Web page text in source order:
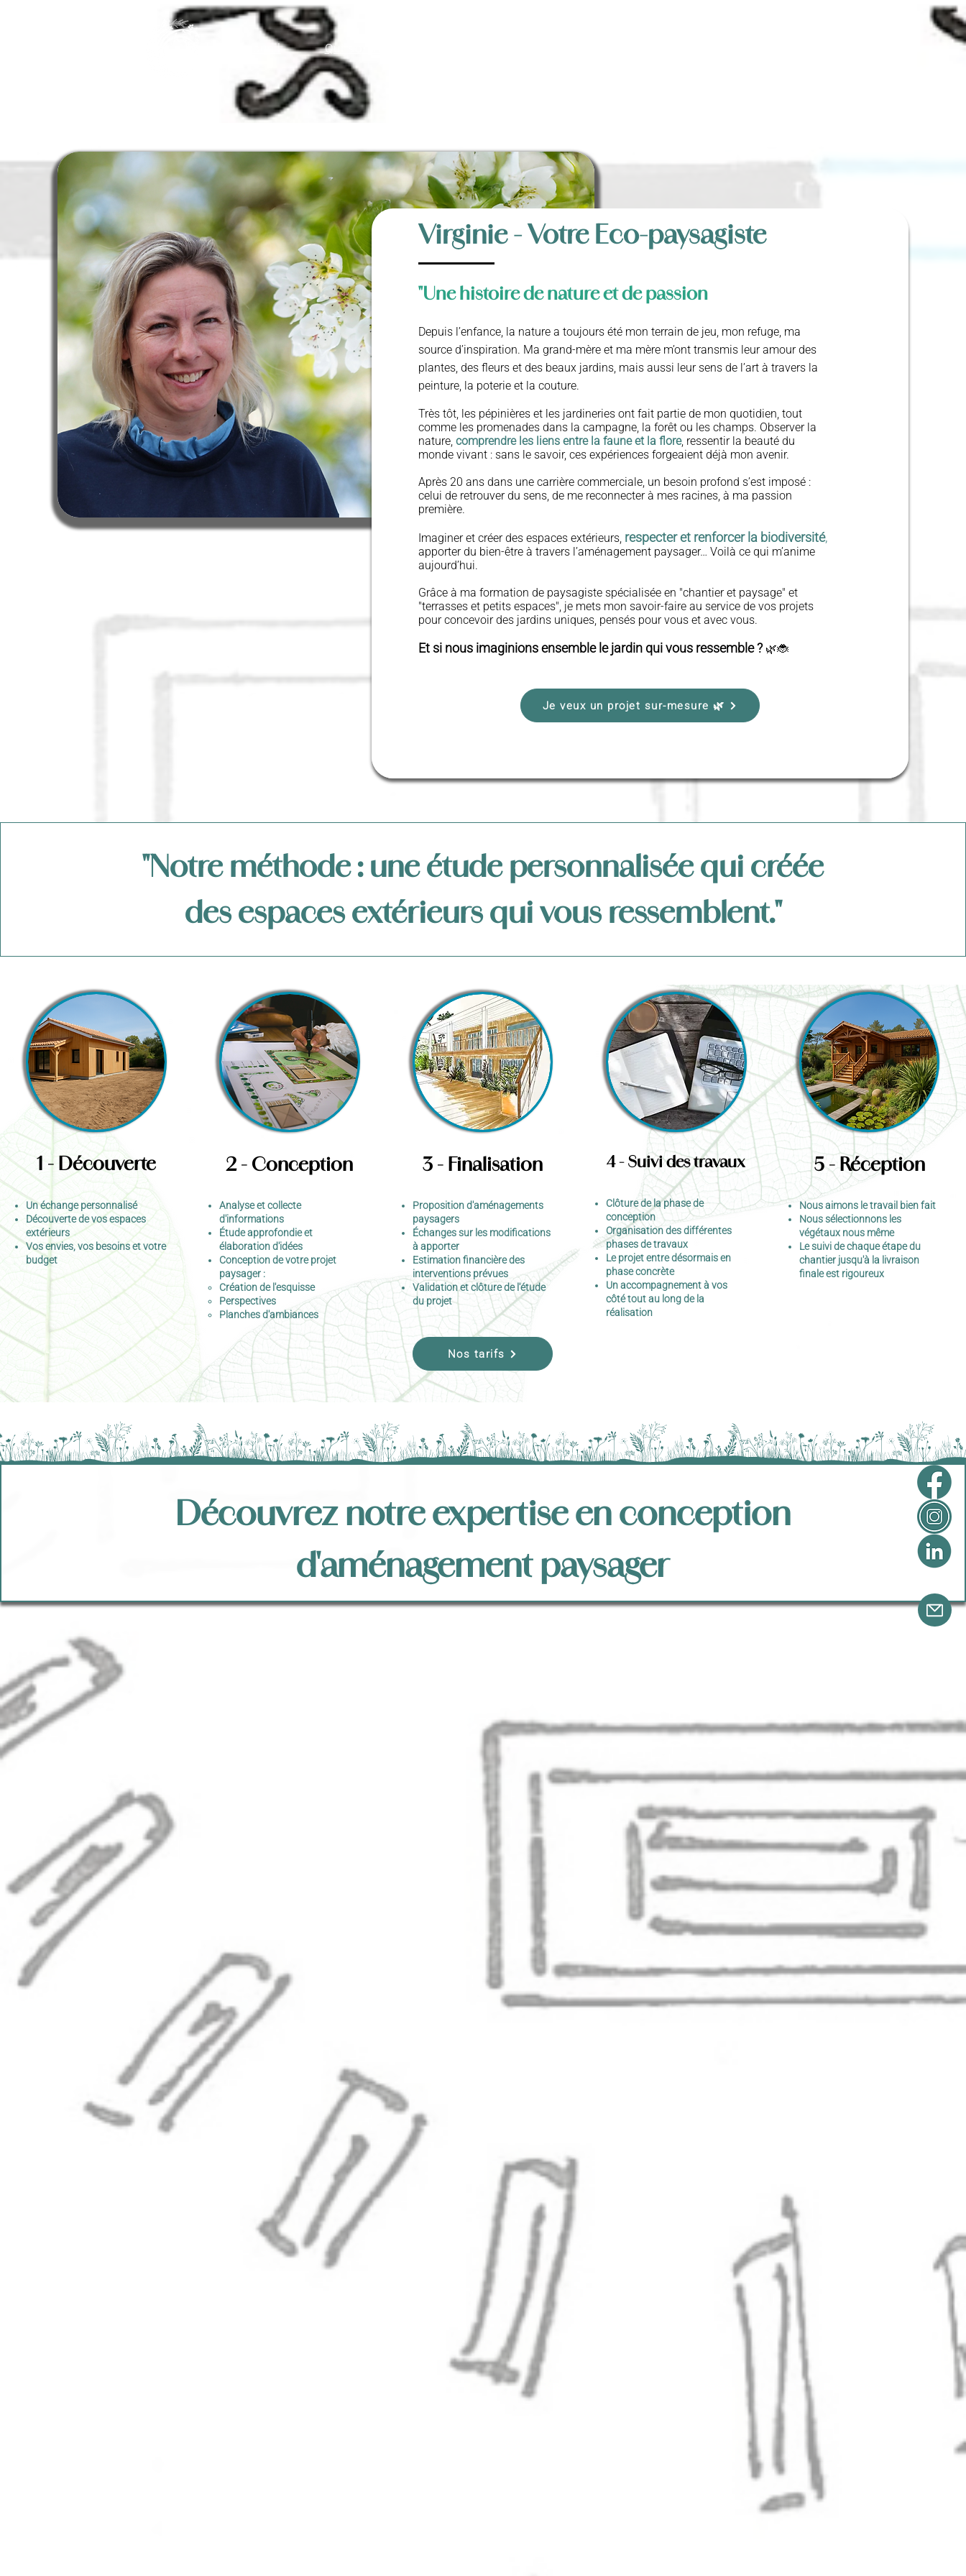
Accueil Qui sommes-nous ?
Virginie - Votre Eco-paysagiste
"Une histoire de nature et de passion
Depuis l’enfance, la nature a toujours été mon terrain de jeu, mon refuge, ma
source d’inspiration. Ma grand-mère et ma mère m’ont transmis leur amour des
plantes, des fleurs et des beaux jardins, mais aussi leur sens de l’art à travers la
peinture, la poterie et la couture.
Très tôt, les pépinières et les jardineries ont fait partie de mon quotidien, tout
comme les promenades dans la campagne, la forêt ou les champs. Observer la
nature, comprendre les liens entre la faune et la flore, ressentir la beauté du
monde vivant : sans le savoir, ces expériences forgeaient déjà mon avenir.
Après 20 ans dans une carrière commerciale, un besoin profond s’est imposé :
celui de retrouver du sens, de me reconnecter à mes racines, à ma passion
première.
Imaginer et créer des espaces extérieurs, respecter et renforcer la biodiversité,
apporter du bien-être à travers l’aménagement paysager… Voilà ce qui m’anime
aujourd’hui.
Grâce à ma formation de paysagiste spécialisée en "chantier et paysage" et
"terrasses et petits espaces", je mets mon savoir-faire au service de vos projets
pour concevoir des jardins uniques, pensés pour vous et avec vous.
Et si nous imaginions ensemble le jardin qui vous ressemble ? 🌿🐞
Je veux un projet sur-mesure 🌿
"Notre méthode : une étude personnalisée qui créée
des espaces extérieurs qui vous ressemblent."
1 - Découverte
Un échange personnalisé
Découverte de vos espaces
extérieurs
Vos envies, vos besoins et votre
budget
2 - Conception
Analyse et collecte
d'informations
Étude approfondie et
élaboration d'idées
Conception de votre projet
paysager :
Création de l'esquisse​
Perspectives
Planches d'ambiances
3 - Finalisation
Proposition d'aménagements
paysagers
Échanges sur les modifications
à apporter
Estimation financière des
interventions prévues
Validation et clôture de l'étude
du projet
Nos tarifs
4 - Suivi des travaux
Clôture de la phase de
conception
Organisation des différentes
phases de travaux
Le projet entre désormais en
phase concrète
Un accompagnement à vos
côté tout au long de la
réalisation
5 - Réception
Nous aimons le travail bien fait
Nous sélectionnons les
végétaux nous même
Le suivi de chaque étape du
chantier jusqu'à la livraison
finale est rigoureux
Découvrez notre expertise en conception
d'aménagement paysager